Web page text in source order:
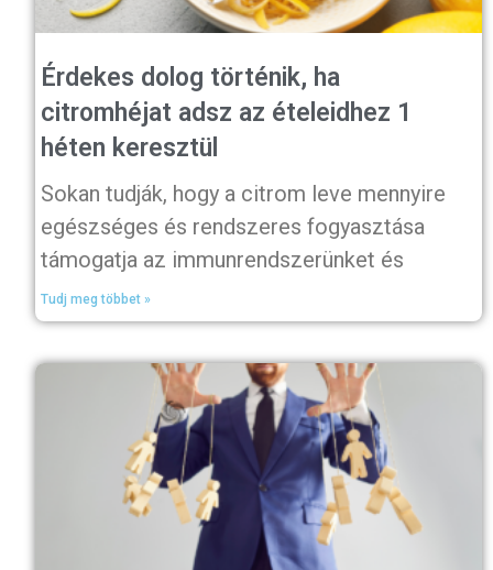
Érdekes dolog történik, ha
citromhéjat adsz az ételeidhez 1
héten keresztül
Sokan tudják, hogy a citrom leve mennyire
egészséges és rendszeres fogyasztása
támogatja az immunrendszerünket és
Tudj meg többet »